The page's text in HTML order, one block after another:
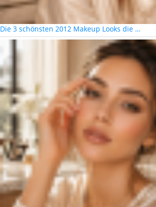
Die 3 schönsten 2012 Makeup Looks die …